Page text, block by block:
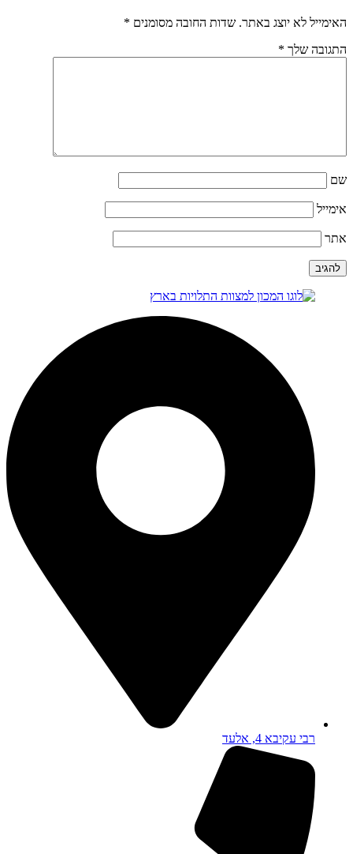
האימייל לא יוצג באתר. שדות החובה מסומנים *
התגובה שלך *
שם
אימייל
אתר
רבי עקיבא 4, אלעד